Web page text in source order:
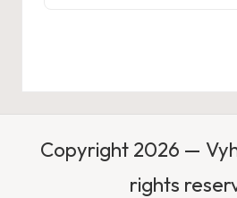
Copyright 2026 —
rights